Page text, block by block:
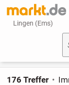
Lingen (Ems)
176 Treffer